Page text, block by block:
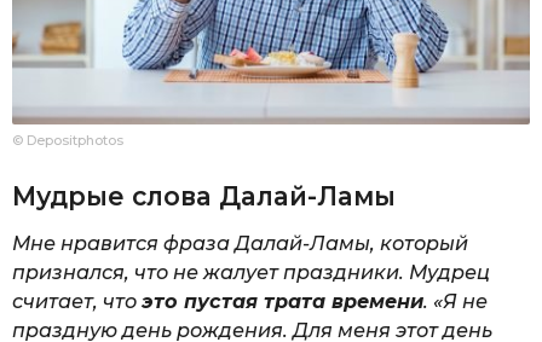
© Depositphotos
Мудрые слова Далай-Ламы
Мне нравится фраза Далай-Ламы, который
признался, что не жалует праздники. Мудрец
считает, что это пустая трата времени. «Я не
праздную день рождения. Для меня этот день